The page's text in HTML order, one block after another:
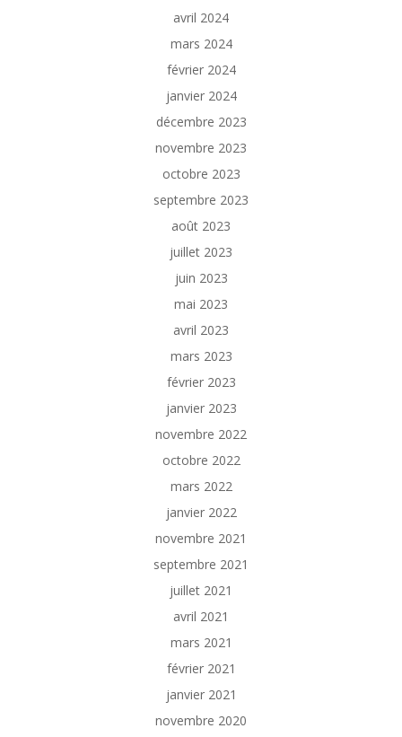
avril 2024
mars 2024
février 2024
janvier 2024
décembre 2023
novembre 2023
octobre 2023
septembre 2023
août 2023
juillet 2023
juin 2023
mai 2023
avril 2023
mars 2023
février 2023
janvier 2023
novembre 2022
octobre 2022
mars 2022
janvier 2022
novembre 2021
septembre 2021
juillet 2021
avril 2021
mars 2021
février 2021
janvier 2021
novembre 2020